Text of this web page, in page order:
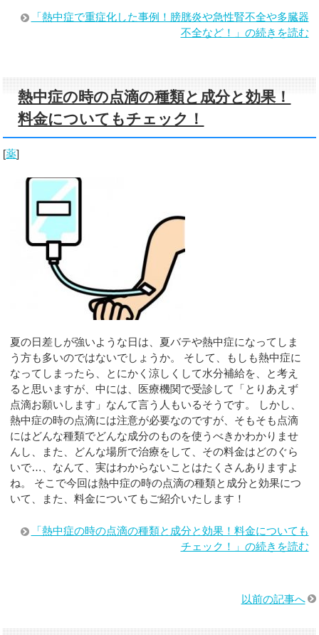
「熱中症で重症化した事例！膀胱炎や急性腎不全や多臓器
不全など！」の続きを読む
熱中症の時の点滴の種類と成分と効果！
料金についてもチェック！
[薬]
夏の日差しが強いような日は、夏バテや熱中症になってしま
う方も多いのではないでしょうか。 そして、もしも熱中症に
なってしまったら、とにかく涼しくして水分補給を、と考え
ると思いますが、中には、医療機関で受診して「とりあえず
点滴お願いします」なんて言う人もいるそうです。 しかし、
熱中症の時の点滴には注意が必要なのですが、そもそも点滴
にはどんな種類でどんな成分のものを使うべきかわかりませ
んし、また、どんな場所で治療をして、その料金はどのぐら
いで…、なんて、実はわからないことはたくさんありますよ
ね。 そこで今回は熱中症の時の点滴の種類と成分と効果につ
いて、また、料金についてもご紹介いたします！
「熱中症の時の点滴の種類と成分と効果！料金についても
チェック！」の続きを読む
以前の記事へ